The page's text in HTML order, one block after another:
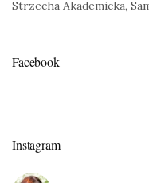
Strzecha Akademicka,
Facebook
Instagram